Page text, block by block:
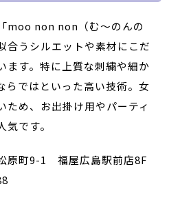
moo non non（む～のんの
合うシルエットや素材にこだ
ます。特に上質な刺繍や細か
らではといった高い技術。女
ため、お出掛け用やパーティ
です。
原町9-1 福屋広島駅前店8F